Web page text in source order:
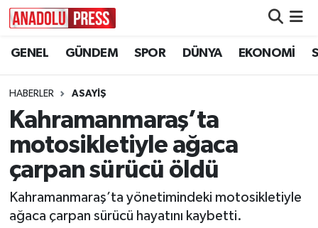
GENEL GÜNDEM SPOR DÜNYA EKONOMİ
HABERLER ASAYİŞ
Kahramanmaraş’ta
motosikletiyle ağaca
çarpan sürücü öldü
Kahramanmaraş’ta yönetimindeki motosikletiyle
ağaca çarpan sürücü hayatını kaybetti.
Nöbetçi Eczaneler
Hava Durumu
Namaz Vakitleri
Trafik Durumu
Süper Lig Puan Durumu ve Fikstür